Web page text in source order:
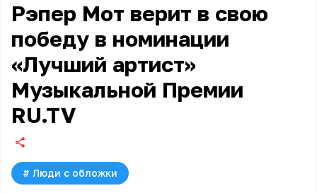
Рэпер Мот верит в свою
победу в номинации
«Лучший артист»
Музыкальной Премии
RU.TV
# Люди с обложки